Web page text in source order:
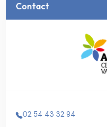
Contact
02 54 43 32 94